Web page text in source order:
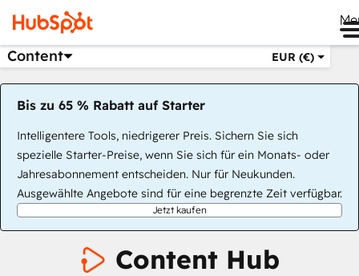
Content EUR (€)
Bis zu 65 % Rabatt auf Starter
Intelligentere Tools, niedrigerer Preis. Sichern Sie sich
spezielle Starter-Preise, wenn Sie sich für ein Monats- oder
Jahresabonnement entscheiden. Nur für Neukunden.
Ausgewählte Angebote sind für eine begrenzte Zeit verfügbar.
Jetzt kaufen
Content Hub